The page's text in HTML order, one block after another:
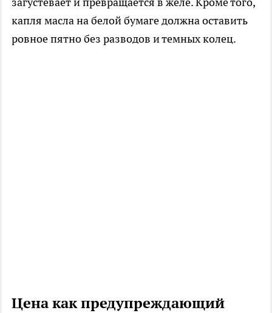
капля масла на белой бумаге должна оставить
ровное пятно без разводов и темных колец.
Цена как предупреждающий